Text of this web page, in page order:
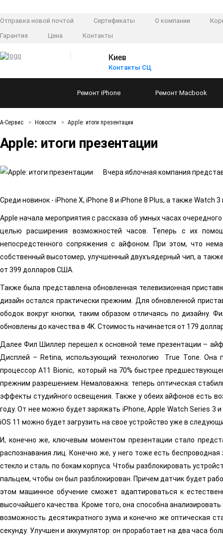
Отправка новой почтой Сертификаты О компании
Гарантия
Цена Контакты
Киев
Контакты СЦ
Ремонт iPhone Ремонт Macbook
А-Сервис Новости Apple: итоги презентации
Apple: итоги презентации
Вчера яблочная компания
Среди новинок - iPhone X, iPhone 8 и iPhone 8 Plus, а также Watch
Apple начала мероприятия с рассказа об умных часах
целью расширения возможностей часов. Теперь с их
непосредстенного сопряжения с айфоном. При этом, что
собственный высотомер, улучшенный двухъядерный чип, а
от 399 долларов США.
Также была представлена обновленная телевизионная
дизайн остался практически прежним. Для обновленной
ободок вокруг кнопки, таким образом отличаясь по дизайну.
обновлены до качества в 4K. Стоимость начинается от 179
Далее Фил Шиллер перешел к основной теме презентации –
Дисплей – Retina, использующий технологию True Tone. Она
процессор A11 Bionic, который на 70% быстрее
прежним разрешением. Немаловажна: теперь оптическая
эффекты студийного освещения. Также у обеих айфонов есть
году. От нее можно будет заряжать iPhone, Apple Watch Series
iOS 11 можно будет загрузить на свое устройство уже в
И, конечно же, ключевым моментом презентации стало
распознавания лиц. Конечно же, у него тоже есть
стекло и сталь по бокам корпуса. Чтобы разблокировать
пальцем, чтобы он был разблокирован. Причем датчик будет
этом машинное обучение сможет адаптироваться к
высочайшего качества. Кроме того, она способна
возможность десятикратного зума и конечно же оптическая
секунду. Улучшен и аккумулятор: он проработает на два часа